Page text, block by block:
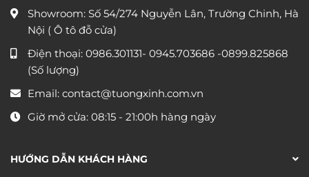
Showroom: Số 54/274 Nguyễn Lân, Trường Chinh, Hà
Nội ( Ô tô đỗ cửa)
Điện thoại: 0986.301131- 0945.703686 -0899.825868
(Số lượng)
Email: contact@tuongxinh.com.vn
Giờ mở cửa: 08:15 - 21:00h hàng ngày
HƯỚNG DẪN KHÁCH HÀNG